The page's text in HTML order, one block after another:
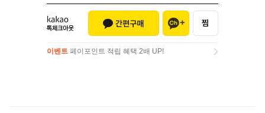
이벤트 페이포인트 적립 혜택 2배 UP!